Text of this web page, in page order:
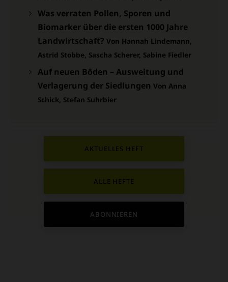
Was verraten Pollen, Sporen und
Biomarker über die ersten 1000 Jahre
Landwirtschaft? Von Hannah Lindemann,
Astrid Stobbe, Sascha Scherer, Sabine Fiedler
Auf neuen Böden – Ausweitung und
Verlagerung der Siedlungen Von Anna
Schick, Stefan Suhrbier
AKTUELLES HEFT
ALLE HEFTE
ABONNIEREN